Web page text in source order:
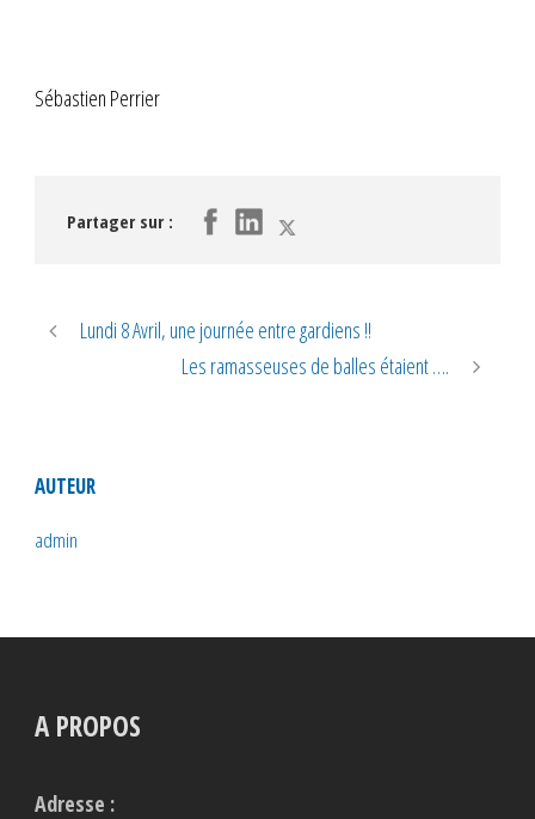
Sébastien Perrier
Partager sur :
Lundi 8 Avril, une journée entre gardiens !!
Les ramasseuses de balles étaient ….
AUTEUR
admin
A PROPOS
Adresse :